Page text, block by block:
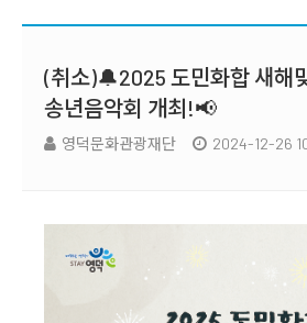
(취소)🔔2025 도민화합 새해
송년음악회 개최!📢
영덕문화관광재단 2024-12-26